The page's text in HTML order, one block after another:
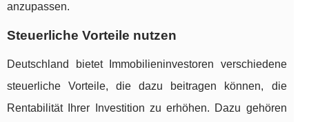
anzupassen.
Steuerliche Vorteile nutzen
Deutschland bietet Immobilieninvestoren verschiedene
steuerliche Vorteile, die dazu beitragen können, die
Rentabilität Ihrer Investition zu erhöhen. Dazu gehören